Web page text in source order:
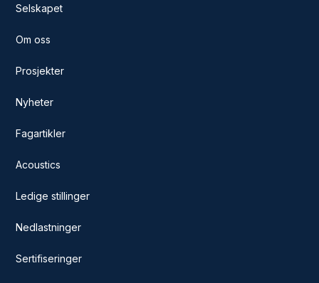
Selskapet
Om oss
Prosjekter
Nyheter
Fagartikler
Acoustics
Ledige stillinger
Nedlastninger
Sertifiseringer